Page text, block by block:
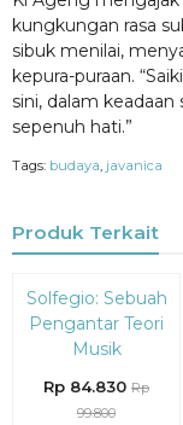
kungkungan rasa
sibuk menilai,
kepura-puraan.
sini, dalam
sepenuh hati.”
Tags: budaya javanica
Produk Terkait
Diskon
15%
Solfegio: Sebuah
Pengantar Teori
Musik
Rp 84.830 Rp
99.800